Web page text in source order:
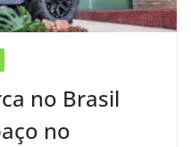
no Brasil
no